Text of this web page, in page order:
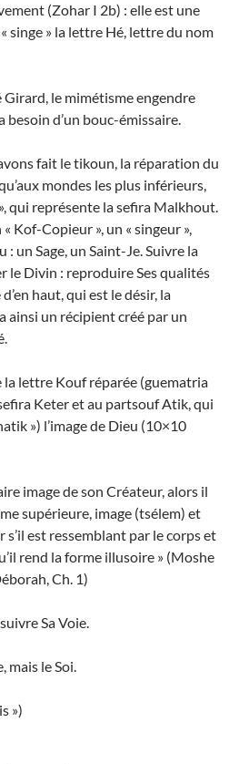
(Zohar I 2b) : elle est une
singe » la lettre Hé, lettre du nom
Girard, le mimétisme engendre
d’un bouc-émissaire.
fait le tikoun, la réparation du
mondes les plus inférieurs,
qui représente la sefira Malkhout.
« Kof-Copieur », un « singeur »,
: un Sage, un Saint-Je. Suivre la
le Divin : reproduire Ses qualités
haut, qui est le désir, la
un récipient créé par un
la lettre Kouf réparée (guematria
Keter et au partsouf Atik, qui
») l’image de Dieu (10×10
image de son Créateur, alors il
supérieure, image (tsélem) et
s’il est ressemblant par le corps et
rend la forme illusoire » (Moshe
Ch. 1)
Sa Voie.
mais le Soi.
»)